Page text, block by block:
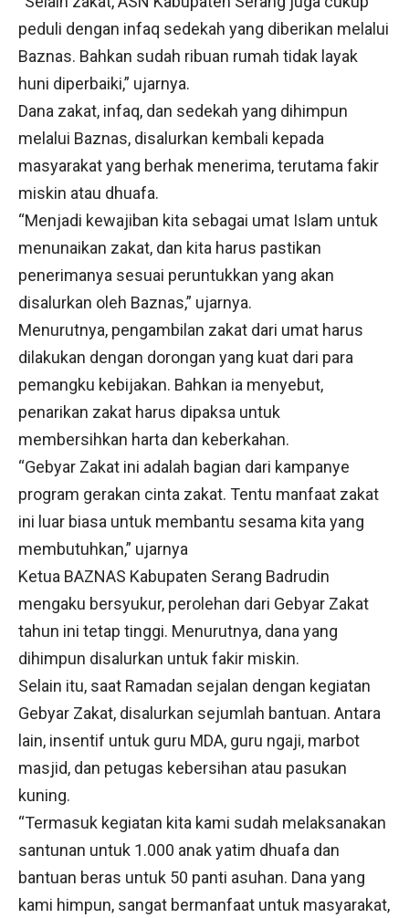
peduli dengan infaq sedekah yang diberikan melalui
Baznas. Bahkan sudah ribuan rumah tidak layak
huni diperbaiki,” ujarnya.
Dana zakat, infaq, dan sedekah yang dihimpun
melalui Baznas, disalurkan kembali kepada
masyarakat yang berhak menerima, terutama fakir
miskin atau dhuafa.
“Menjadi kewajiban kita sebagai umat Islam untuk
menunaikan zakat, dan kita harus pastikan
penerimanya sesuai peruntukkan yang akan
disalurkan oleh Baznas,” ujarnya.
Menurutnya, pengambilan zakat dari umat harus
dilakukan dengan dorongan yang kuat dari para
pemangku kebijakan. Bahkan ia menyebut,
penarikan zakat harus dipaksa untuk
membersihkan harta dan keberkahan.
“Gebyar Zakat ini adalah bagian dari kampanye
program gerakan cinta zakat. Tentu manfaat zakat
ini luar biasa untuk membantu sesama kita yang
membutuhkan,” ujarnya
Ketua BAZNAS Kabupaten Serang Badrudin
mengaku bersyukur, perolehan dari Gebyar Zakat
tahun ini tetap tinggi. Menurutnya, dana yang
dihimpun disalurkan untuk fakir miskin.
Selain itu, saat Ramadan sejalan dengan kegiatan
Gebyar Zakat, disalurkan sejumlah bantuan. Antara
lain, insentif untuk guru MDA, guru ngaji, marbot
masjid, dan petugas kebersihan atau pasukan
kuning.
“Termasuk kegiatan kita kami sudah melaksanakan
santunan untuk 1.000 anak yatim dhuafa dan
bantuan beras untuk 50 panti asuhan. Dana yang
kami himpun, sangat bermanfaat untuk masyarakat,